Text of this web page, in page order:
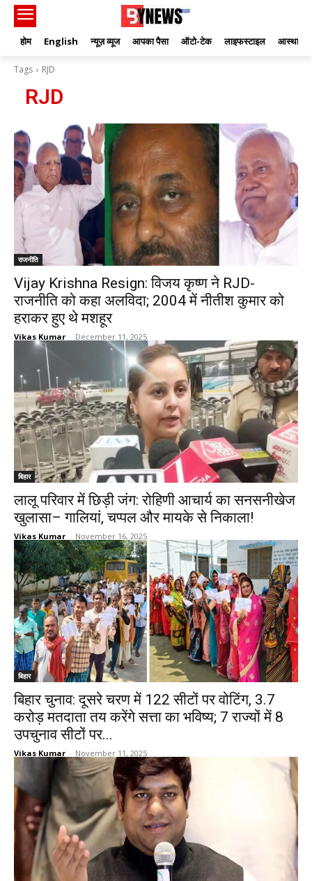
होम English न्यूज़ व्यूज आपका पैसा ऑटो-टेक लाइफस्टाइल आस्था
Tags RJD
RJD
राजनीति
Vijay Krishna Resign: विजय कृष्ण ने RJD-
राजनीति को कहा अलविदा; 2004 में नीतीश कुमार को
हराकर हुए थे मशहूर
Vikas Kumar - December 11, 2025
बिहार
लालू परिवार में छिड़ी जंग: रोहिणी आचार्य का सनसनीखेज
खुलासा– गालियां, चप्पल और मायके से निकाला!
Vikas Kumar - November 16, 2025
बिहार
बिहार चुनाव: दूसरे चरण में 122 सीटों पर वोटिंग, 3.7
करोड़ मतदाता तय करेंगे सत्ता का भविष्य; 7 राज्यों में 8
उपचुनाव सीटों पर...
Vikas Kumar - November 11, 2025